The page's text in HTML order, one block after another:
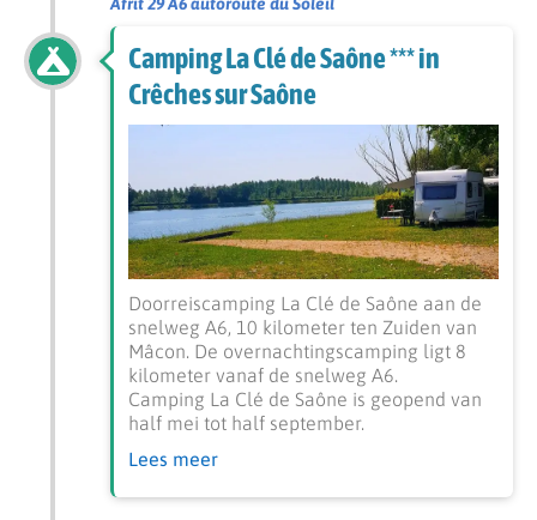
Camping La Clé de Saône *** in
Crêches sur Saône
Doorreiscamping La Clé de Saône aan de
snelweg A6, 10 kilometer ten Zuiden van
Mâcon. De overnachtingscamping ligt 8
kilometer vanaf de snelweg A6.
Camping La Clé de Saône is geopend van
half mei tot half september.
Lees meer